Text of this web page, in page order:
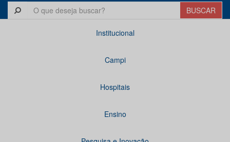
Institucional
Campi
Hospitais
Ensino